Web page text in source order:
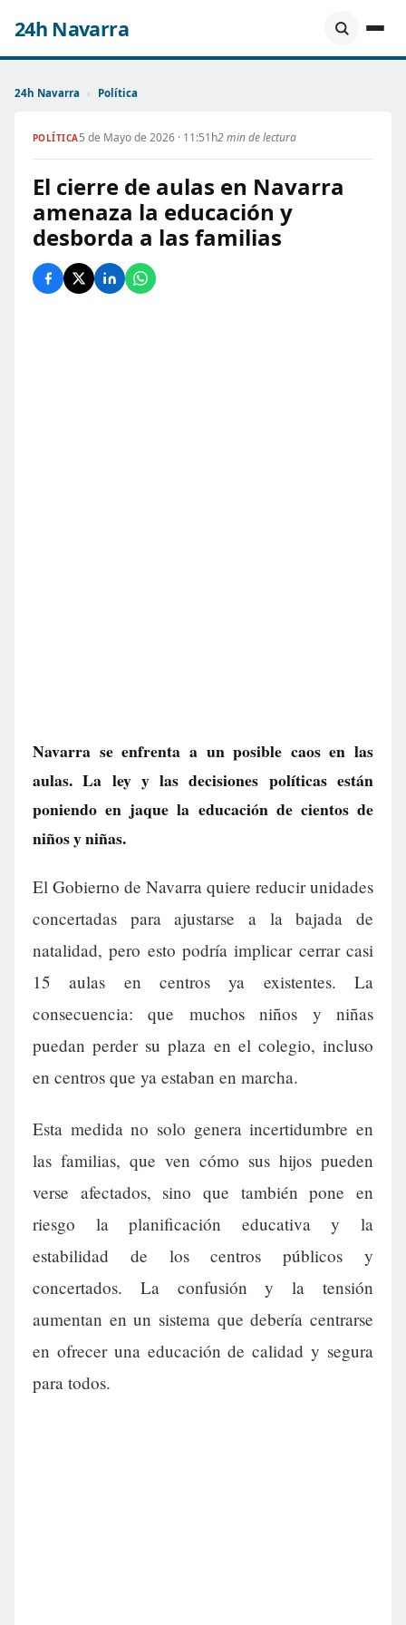
24h Navarra
24h Navarra › Política
POLÍTICA5 de Mayo de 2026 · 11:51h2 min de lectura
El cierre de aulas en Navarra
amenaza la educación y
desborda a las familias
Navarra se enfrenta a un posible caos en las
aulas. La ley y las decisiones políticas están
poniendo en jaque la educación de cientos de
niños y niñas.
El Gobierno de Navarra quiere reducir unidades
concertadas para ajustarse a la bajada de
natalidad, pero esto podría implicar cerrar casi
15 aulas en centros ya existentes. La
consecuencia: que muchos niños y niñas
puedan perder su plaza en el colegio, incluso
en centros que ya estaban en marcha.
Esta medida no solo genera incertidumbre en
las familias, que ven cómo sus hijos pueden
verse afectados, sino que también pone en
riesgo la planificación educativa y la
estabilidad de los centros públicos y
concertados. La confusión y la tensión
aumentan en un sistema que debería centrarse
en ofrecer una educación de calidad y segura
para todos.